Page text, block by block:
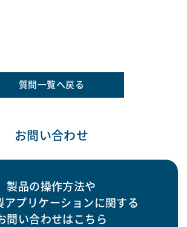
質問一覧へ戻る
お問い合わせ
製品の操作方法や
アプリケーションに関する
問い合わせはこちら